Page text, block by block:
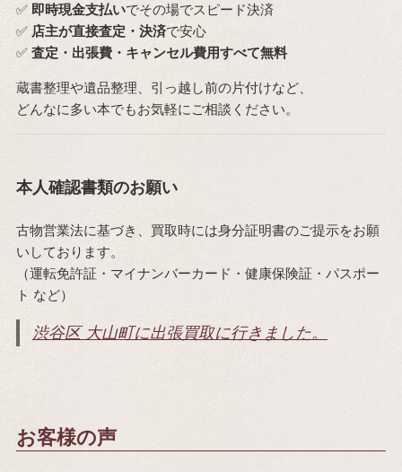
✅ 即時現金支払いでその場でスピード決済
✅ 店主が直接査定・決済で安心
✅ 査定・出張費・キャンセル費用すべて無料
蔵書整理や遺品整理、引っ越し前の片付けなど、
どんなに多い本でもお気軽にご相談ください。
本人確認書類のお願い
古物営業法に基づき、買取時には身分証明書のご提示をお願
いしております。
（運転免許証・マイナンバーカード・健康保険証・パスポー
ト など）
渋谷区 大山町に出張買取に行きました。
お客様の声